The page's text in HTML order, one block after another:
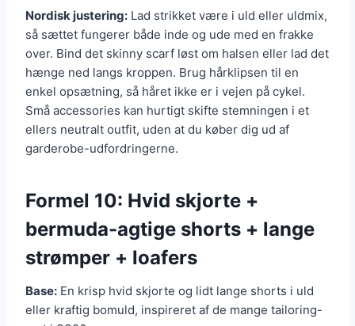
Nordisk justering: Lad strikket være i uld eller uldmix,
så sættet fungerer både inde og ude med en frakke
over. Bind det skinny scarf løst om halsen eller lad det
hænge ned langs kroppen. Brug hårklipsen til en
enkel opsætning, så håret ikke er i vejen på cykel.
Små accessories kan hurtigt skifte stemningen i et
ellers neutralt outfit, uden at du køber dig ud af
garderobe-udfordringerne.
Formel 10: Hvid skjorte +
bermuda-agtige shorts + lange
strømper + loafers
Base: En krisp hvid skjorte og lidt lange shorts i uld
eller kraftig bomuld, inspireret af de mange tailoring-